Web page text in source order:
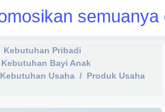
Kebutuhan Pribadi
Kebutuhan Bayi Anak
Kebutuhan Usaha
Produk Usaha